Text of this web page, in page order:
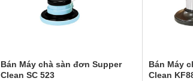
Bán Máy chà sàn đơn Supper
Clean SC 523
Bán Máy
Clean